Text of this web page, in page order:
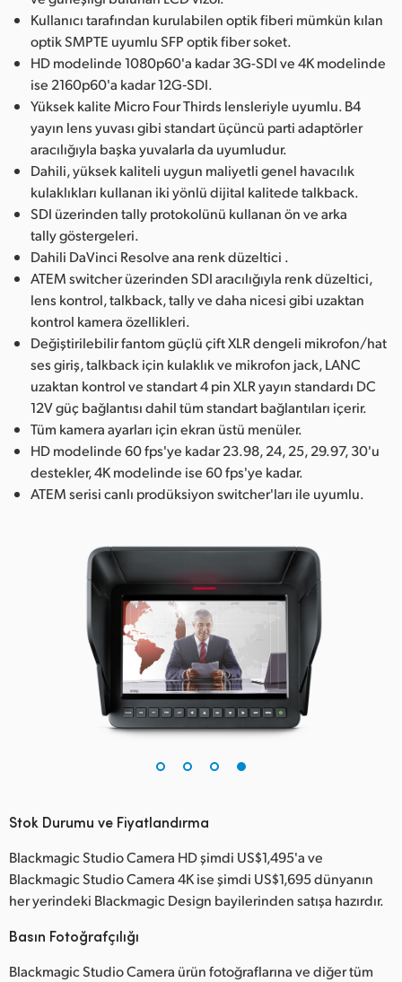
Kullanıcı tarafından kurulabilen optik fiberi mümkün kılan
optik SMPTE uyumlu SFP optik fiber soket.
HD modelinde 1080p60'a kadar 3G-SDI ve 4K modelinde
ise 2160p60'a kadar 12G‑SDI.
Yüksek kalite Micro Four Thirds lensleriyle uyumlu. B4
yayın lens yuvası gibi standart üçüncü parti adaptörler
aracılığıyla başka yuvalarla da uyumludur.
Dahili, yüksek kaliteli uygun maliyetli genel havacılık
kulaklıkları kullanan iki yönlü dijital kalitede talkback.
SDI üzerinden tally protokolünü kullanan ön ve arka
tally göstergeleri.
Dahili DaVinci Resolve ana renk düzeltici .
ATEM switcher üzerinden SDI aracılığıyla renk düzeltici,
lens kontrol, talkback, tally ve daha nicesi gibi uzaktan
kontrol kamera özellikleri.
Değiştirilebilir fantom güçlü çift XLR dengeli mikrofon/hat
ses giriş, talkback için kulaklık ve mikrofon jack, LANC
uzaktan kontrol ve standart 4 pin XLR yayın standardı DC
12V güç bağlantısı dahil tüm standart bağlantıları içerir.
Tüm kamera ayarları için ekran üstü menüler.
HD modelinde 60 fps'ye kadar 23.98, 24, 25, 29.97, 30'u
destekler, 4K modelinde ise 60 fps'ye kadar.
ATEM serisi canlı prodüksiyon switcher'ları ile uyumlu.
Stok Durumu ve Fiyatlandırma
Blackmagic Studio Camera HD şimdi US$1,495'a ve
Blackmagic Studio Camera 4K ise şimdi US$1,695 dünyanın
her yerindeki Blackmagic Design bayilerinden satışa hazırdır.
Basın Fotoğrafçılığı
Blackmagic Studio Camera ürün fotoğraflarına ve diğer tüm